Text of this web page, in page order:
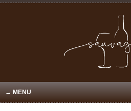
MENU